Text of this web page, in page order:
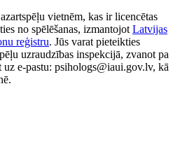
vietnēm, kas ir licencētas
no spēlēšanas, izmantojot Latvijas
reģistru. Jūs varat pieteikties
uzraudzības inspekcijā, zvanot pa
e-pastu: psihologs@iaui.gov.lv, kā